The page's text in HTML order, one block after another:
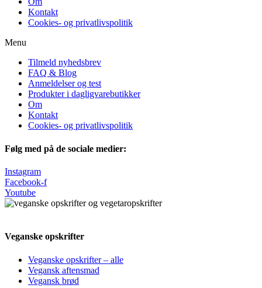
Kontakt
Cookies- og privatlivspolitik
Menu
Tilmeld nyhedsbrev
FAQ & Blog
Anmeldelser og test
Produkter i dagligvarebutikker
Om
Kontakt
Cookies- og privatlivspolitik
Følg med på de sociale medier:
Instagram
Facebook-f
Youtube
Veganske opskrifter
Veganske opskrifter – alle
Vegansk aftensmad
Vegansk brød